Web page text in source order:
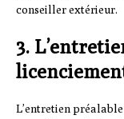
conseiller extérieur.
3.
L’entretien